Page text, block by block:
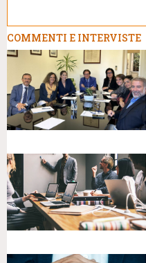
COMMENTI E INTERVISTE